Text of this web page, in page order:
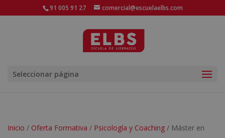
91 005 91 27 comercial@escuelaelbs.com
Seleccionar página
Inicio / Oferta Formativa / Psicología y Coaching / Máster en